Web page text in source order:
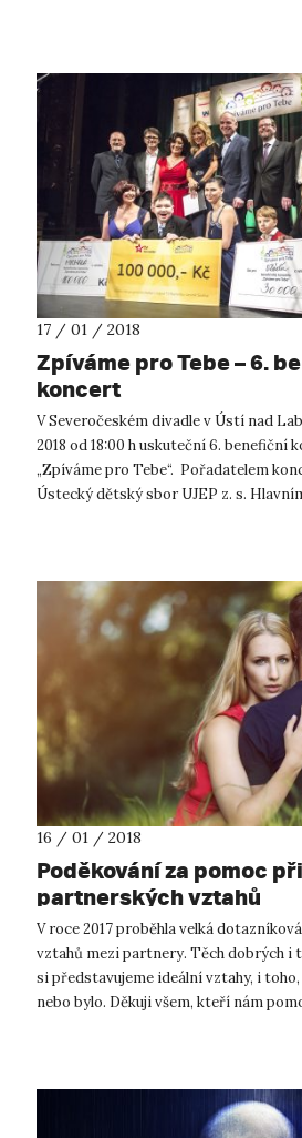
17 / 01 / 2018
Zpíváme pro Tebe – 6.
koncert
V Severočeském divadle v Ústí nad
2018 od 18:00 h uskuteční 6. benefiční
„Zpíváme pro Tebe“. Pořadatelem
Ústecký dětský sbor UJEP z. s.
16 / 01 / 2018
Poděkování za pomoc
partnerských vztahů
V roce 2017 proběhla velká
vztahů mezi partnery. Těch dobrých i
si představujeme ideální vztahy, i
nebo bylo. Děkuji všem, kteří nám